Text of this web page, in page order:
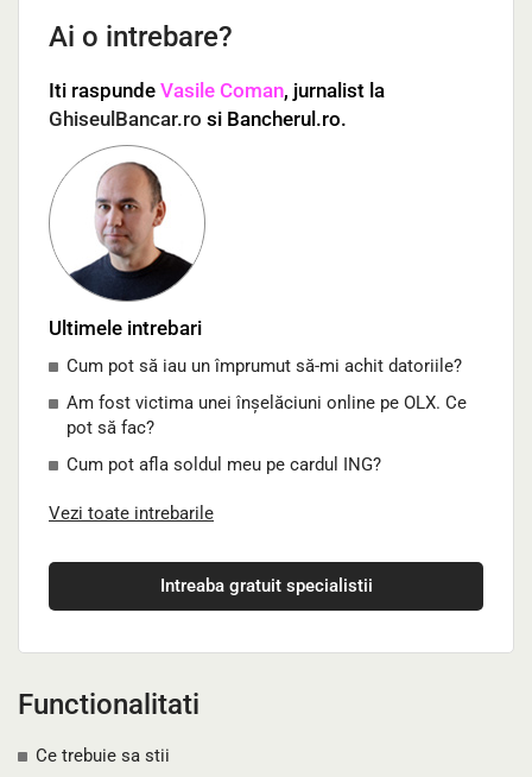
Ai o intrebare?
Iti raspunde Vasile Coman, jurnalist la
GhiseulBancar.ro si Bancherul.ro.
Ultimele intrebari
Cum pot să iau un împrumut să-mi achit datoriile?
Am fost victima unei înșelăciuni online pe OLX. Ce
pot să fac?
Cum pot afla soldul meu pe cardul ING?
Vezi toate intrebarile
Intreaba gratuit specialistii
Functionalitati
Ce trebuie sa stii